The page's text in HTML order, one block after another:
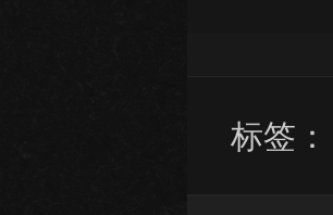
标签：